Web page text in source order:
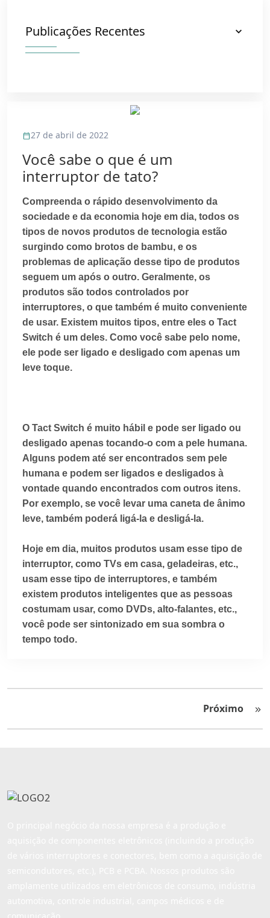
Publicações Recentes
27 de abril de 2022
Você sabe o que é um
interruptor de tato?
Compreenda o rápido desenvolvimento da
sociedade e da economia hoje em dia, todos os
tipos de novos produtos de tecnologia estão
surgindo como brotos de bambu, e os
problemas de aplicação desse tipo de produtos
seguem um após o outro. Geralmente, os
produtos são todos controlados por
interruptores, o que também é muito conveniente
de usar. Existem muitos tipos, entre eles o Tact
Switch é um deles. Como você sabe pelo nome,
ele pode ser ligado e desligado com apenas um
leve toque.
O Tact Switch é muito hábil e pode ser ligado ou
desligado apenas tocando-o com a pele humana.
Alguns podem até ser encontrados sem pele
humana e podem ser ligados e desligados à
vontade quando encontrados com outros itens.
Por exemplo, se você levar uma caneta de ânimo
leve, também poderá ligá-la e desligá-la.
Hoje em dia, muitos produtos usam esse tipo de
interruptor, como TVs em casa, geladeiras, etc.,
usam esse tipo de interruptores, e também
existem produtos inteligentes que as pessoas
costumam usar, como DVDs, alto-falantes, etc.,
você pode ser sintonizado em sua sombra o
tempo todo.
Próximo